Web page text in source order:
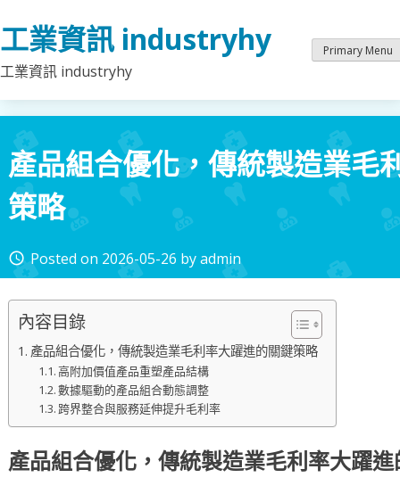
to
content
工業資訊 industryhy
工業資訊 industryhy
Primary Menu
產品組合優化，傳統製造業毛
策略
access_time Posted on 2026-05-26 byadmin
內容目錄
產品組合優化，傳統製造業毛利率大躍進的關鍵策略
高附加價值產品重塑產品結構
數據驅動的產品組合動態調整
跨界整合與服務延伸提升毛利率
產品組合優化，傳統製造業毛利率大躍